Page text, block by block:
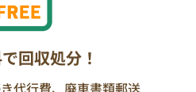
回収処分！